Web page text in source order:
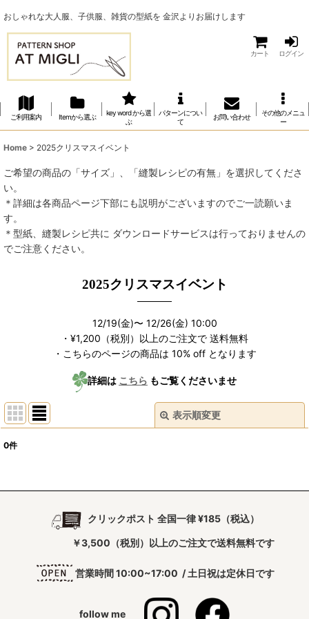
おしゃれな大人服、子供服、雑貨の型紙を 金沢よりお届けします
カート ログイン
ご利用案内 Itemから選ぶ
key word から選
ぶ
パターンについ
て
お問い合わせ
その他のメニュ
ー
Home > 2025クリスマスイベント
ご希望の商品の「サイズ」、「縫製レシピの有無」を選択してくださ
い。
＊詳細は各商品ページ下部にも説明がございますのでご一読願いま
す。
＊型紙、縫製レシピ共に ダウンロードサービスは行っておりませんの
でご注意ください。
2025クリスマスイベント
12/19(金)〜 12/26(金) 10:00
・¥1,200（税別）以上のご注文で 送料無料
・こちらのページの商品は 10% off となります
詳細は こちら もご覧くださいませ
表示順変更
並び順:
0件
クリックポスト 全国一律 ¥185（税込）
￥3,500（税別）以上のご注文で送料無料です
営業時間 10:00~17:00 / 土日祝は定休日です
follow me